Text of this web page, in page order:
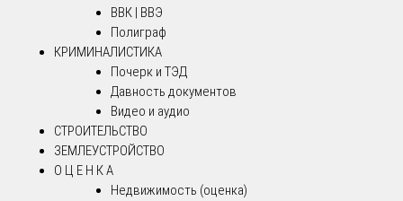
ВВК | ВВЭ
Полиграф
КРИМИНАЛИСТИКА
Почерк и ТЭД
Давность документов
Видео и аудио
СТРОИТЕЛЬСТВО
ЗЕМЛЕУСТРОЙСТВО
О Ц Е Н К А
Недвижимость (оценка)